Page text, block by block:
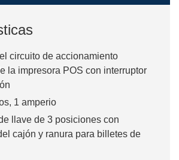
circuito de accionamiento
la impresora POS con interruptor
1 amperio
llave de 3 posiciones con
cajón y ranura para billetes de